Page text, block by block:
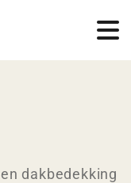
dakbedekking